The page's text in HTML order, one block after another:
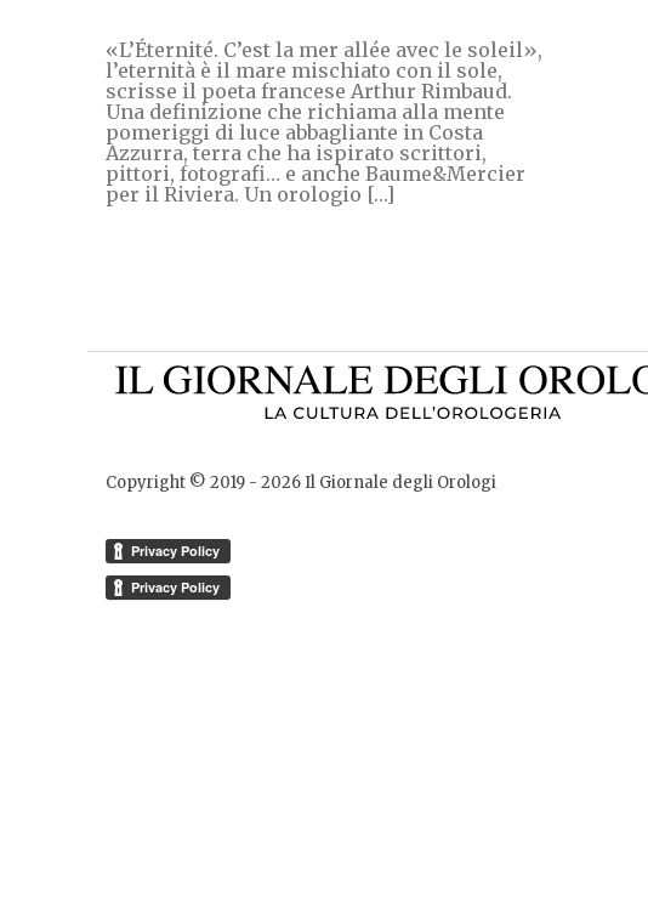
«L’Éternité. C’est la mer allée avec le soleil»,
l’eternità è il mare mischiato con il sole,
scrisse il poeta francese Arthur Rimbaud.
Una definizione che richiama alla mente
pomeriggi di luce abbagliante in Costa
Azzurra, terra che ha ispirato scrittori,
pittori, fotografi… e anche Baume&Mercier
per il Riviera. Un orologio […]
Copyright © 2019 - 2026Il Giornale degli Orologi